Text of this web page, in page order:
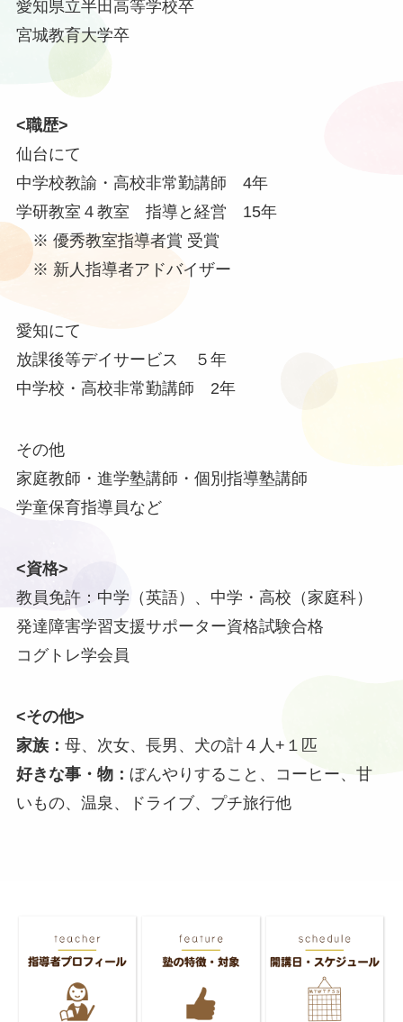
愛知県立半田高等学校卒
宮城教育大学卒
<職歴>
仙台にて
中学校教諭・高校非常勤講師 4年
学研教室４教室 指導と経営 15年
※ 優秀教室指導者賞 受賞
※ 新人指導者アドバイザー
愛知にて
放課後等デイサービス ５年
中学校・高校非常勤講師 2年
その他
家庭教師・進学塾講師・個別指導塾講師
学童保育指導員など
<資格>
教員免許：中学（英語）、中学・高校（家庭科）
発達障害学習支援サポーター資格試験合格
コグトレ学会員
<その他>
家族： 母、次女、長男、犬の計４人+１匹
好きな事・物： ぼんやりすること、コーヒー、甘
いもの、温泉、ドライブ、プチ旅行他